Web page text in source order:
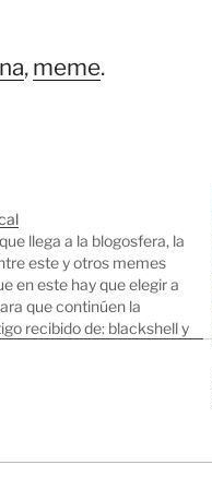
, meme.
llega a la blogosfera, la
este y otros memes
en este hay que elegir a
que continúen la
recibido de: blackshell y